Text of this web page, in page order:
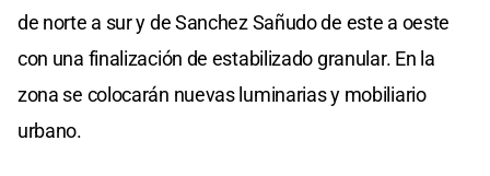
de norte a sur y de Sanchez Sañudo de este a oeste
con una finalización de estabilizado granular. En la
zona se colocarán nuevas luminarias y mobiliario
urbano.